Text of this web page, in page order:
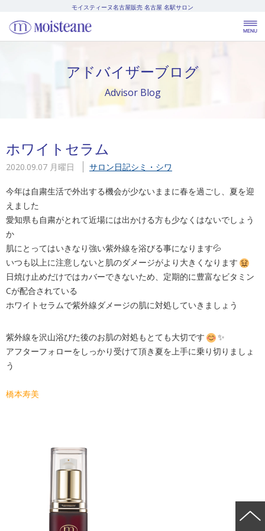
モイスティーヌ名古屋販売 名古屋 名駅サロン
アドバイザーブログ
Advisor Blog
ホワイトセラム
2020.09.07 月曜日 サロン日記シミ・シワ
今年は自粛生活で外出する機会が少ないままに春を過ごし、夏を迎
えました
愛知県も自粛がとれて近場には出かける方も少なくはないでしょう
か
肌にとってはいきなり強い紫外線を浴びる事になります💦
いつも以上に注意しないと肌のダメージがより大きくなります
日焼け止めだけではカバーできないため、定期的に豊富なビタミン
Cが配合されている
ホワイトセラムで紫外線ダメージの肌に対処していきましょう
紫外線を沢山浴びた後のお肌の対処もとても大切です
✨
アフターフォローをしっかり受けて頂き夏を上手に乗り切りましょ
う
橋本寿美